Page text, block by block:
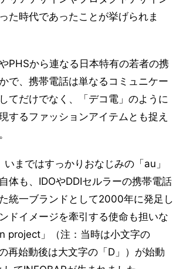
た時代であったことが挙げられま
PHSから連なる日本特有の若者の携
で、携帯電話は単なるコミュニケー
てだけでなく、「デコ電」のように
するファッションアイテムとも捉え
まではすっかりおなじみの「au」
体も、IDOやDDIセルラーの携帯電話
統一ブランドとして2000年に発足し
ドイメージを牽引する使命も担いな
project」（注：当時は小文字の
再始動後は大文字の「D」）が始動